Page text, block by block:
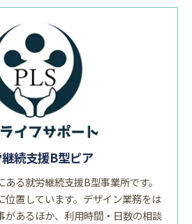
続支援B型ピア
る就労継続支援B型事業所です。
位置しています。デザイン業務をは
があるほか、利用時間・日数の相談